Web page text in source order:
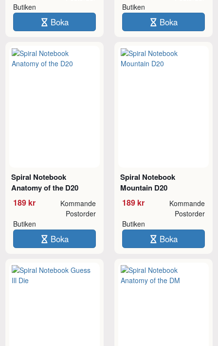
Butiken
Boka
Butiken
Boka
Spiral Notebook
Anatomy of the D20
189 kr Kommande
Butiken
Postorder
Boka
Spiral Notebook
Mountain D20
189 kr Kommande
Butiken
Postorder
Boka